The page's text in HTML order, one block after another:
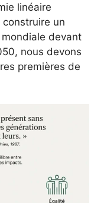
linéaire
construire un
devant
nous devons
premières de